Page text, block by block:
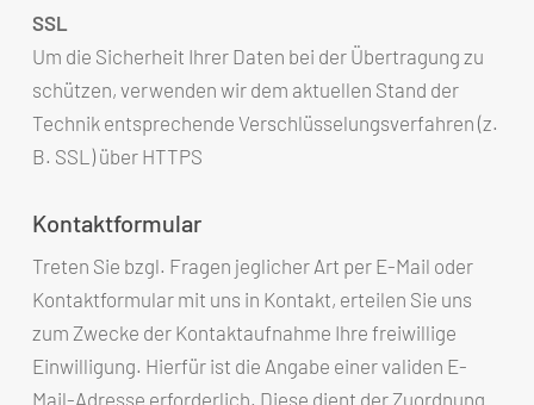
SSL
Um die Sicherheit Ihrer Daten bei der Übertragung zu
schützen, verwenden wir dem aktuellen Stand der
Technik entsprechende Verschlüsselungsverfahren (z.
B. SSL) über HTTPS
Kontaktformular
Treten Sie bzgl. Fragen jeglicher Art per E-Mail oder
Kontaktformular mit uns in Kontakt, erteilen Sie uns
zum Zwecke der Kontaktaufnahme Ihre freiwillige
Einwilligung. Hierfür ist die Angabe einer validen E-
Mail-Adresse erforderlich. Diese dient der Zuordnung